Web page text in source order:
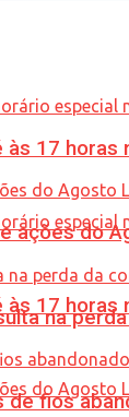
às 17 horas
às 17 horas
ações do
na
fios